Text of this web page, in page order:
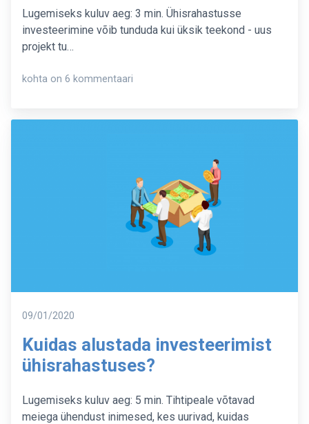
Lugemiseks kuluv aeg: 3 min. Ühisrahastusse
investeerimine võib tunduda kui üksik teekond - uus
projekt tu…
Populaarsed
kohta on 6 kommentaari
Postitatud
09/01/2020
Kuidas alustada investeerimist
ühisrahastuses?
Lugemiseks kuluv aeg: 5 min. Tihtipeale võtavad
meiega ühendust inimesed, kes uurivad, kuidas